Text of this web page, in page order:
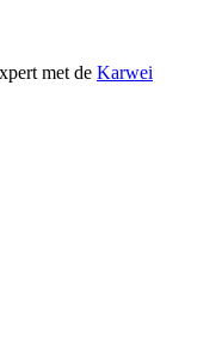
met de Karwei